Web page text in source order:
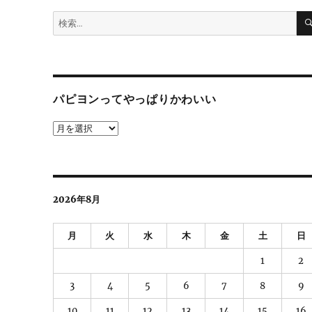
検
索:
パピヨンってやっぱりかわいい
パ
て
か
2026年8月
月 火 水 木 金 土 日
1 2
3 4 5 6 7 8 9